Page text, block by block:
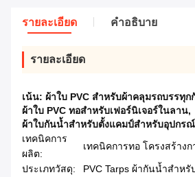
รายละเอียด คําอธิบาย
รายละเอียด
เน้น: ผ้าใบ PVC สำหรับผ้าคลุมรถบรรทุก
ผ้าใบ PVC ทอสำหรับเฟอร์นิเจอร์ในลาน,
ผ้าใบกันน้ำสำหรับตั้งแคมป์สำหรับอุปกรณ์
เทคนิคการ
ผลิต:
เทคนิคการทอ โครงสร้าง
ประเภทวัสดุ:
PVC Tarps ผ้ากันน้ำสำห